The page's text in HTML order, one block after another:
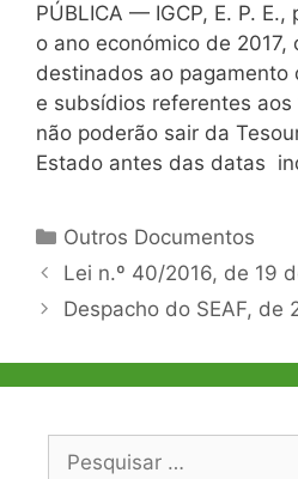
PÚBLICA — IGCP, E. P.
o ano económico de 2017,
destinados ao pagamento
e subsídios referentes
não poderão sair da
Estado antes das datas
Categorias
Outros Documentos
Navegação
de
Lei n.º 40/2016, de 19
Despacho do SEAF, de
Pesquisar